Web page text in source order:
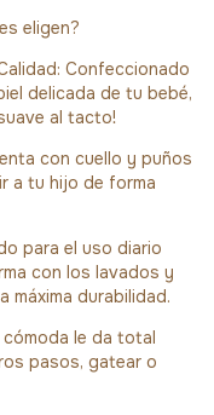
eligen?
Confeccionado
delicada de tu bebé,
al tacto!
con cuello y puños
a tu hijo de forma
para el uso diario
con los lavados y
máxima durabilidad.
le da total
pasos, gatear o